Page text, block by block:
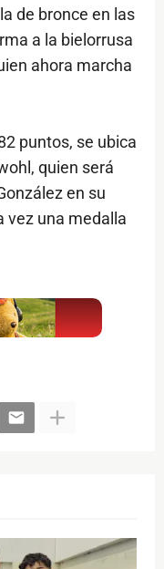
de bronce en las
a la bielorrusa
ahora marcha
puntos, se ubica
quien será
en su
vez una medalla